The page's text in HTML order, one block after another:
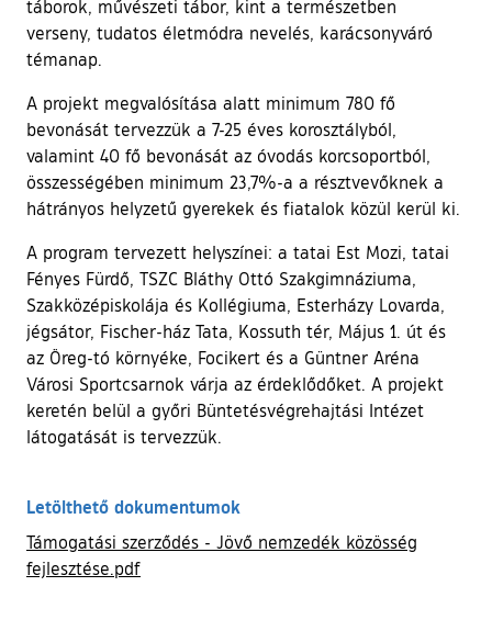
táborok, művészeti tábor, kint a természetben
verseny, tudatos életmódra nevelés, karácsonyváró
témanap.
A projekt megvalósítása alatt minimum 780 fő
bevonását tervezzük a 7-25 éves korosztályból,
valamint 40 fő bevonását az óvodás korcsoportból,
összességében minimum 23,7%-a a résztvevőknek a
hátrányos helyzetű gyerekek és fiatalok közül kerül ki.
A program tervezett helyszínei: a tatai Est Mozi, tatai
Fényes Fürdő, TSZC Bláthy Ottó Szakgimnáziuma,
Szakközépiskolája és Kollégiuma, Esterházy Lovarda,
jégsátor, Fischer-ház Tata, Kossuth tér, Május 1. út és
az Öreg-tó környéke, Focikert és a Güntner Aréna
Városi Sportcsarnok várja az érdeklődőket. A projekt
keretén belül a győri Büntetésvégrehajtási Intézet
látogatását is tervezzük.
Letölthető dokumentumok
Támogatási szerződés - Jövő nemzedék közösség
fejlesztése.pdf